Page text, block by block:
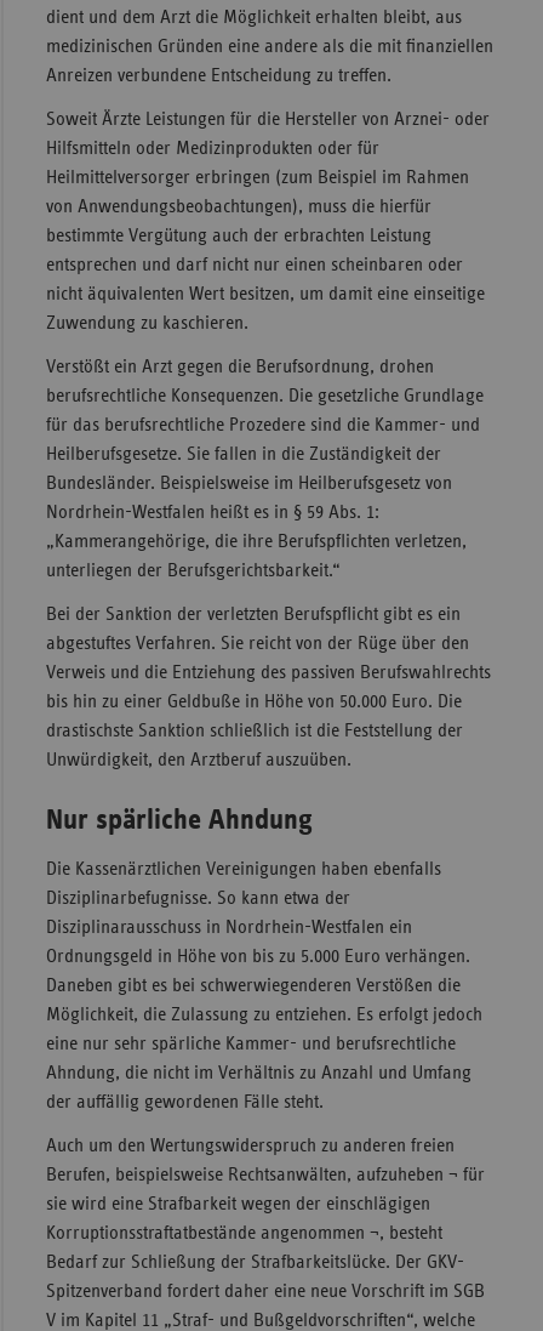
dient und dem Arzt die Möglichkeit erhalten bleibt, aus
medizinischen Gründen eine andere als die mit finanziellen
Anreizen verbundene Entscheidung zu treffen.
Soweit Ärzte Leistungen für die Hersteller von Arznei- oder
Hilfsmitteln oder Medizinprodukten oder für
Heilmittelversorger erbringen (zum Beispiel im Rahmen
von Anwendungsbeobachtungen), muss die hierfür
bestimmte Vergütung auch der erbrachten Leistung
entsprechen und darf nicht nur einen scheinbaren oder
nicht äquivalenten Wert besitzen, um damit eine einseitige
Zuwendung zu kaschieren.
Verstößt ein Arzt gegen die Berufsordnung, drohen
berufsrechtliche Konsequenzen. Die gesetzliche Grundlage
für das berufsrechtliche Prozedere sind die Kammer- und
Heilberufsgesetze. Sie fallen in die Zuständigkeit der
Bundesländer. Beispielsweise im Heilberufsgesetz von
Nordrhein-Westfalen heißt es in § 59 Abs. 1:
„Kammerangehörige, die ihre Berufspflichten verletzen,
unterliegen der Berufsgerichtsbarkeit.“
Bei der Sanktion der verletzten Berufspflicht gibt es ein
abgestuftes Verfahren. Sie reicht von der Rüge über den
Verweis und die Entziehung des passiven Berufswahlrechts
bis hin zu einer Geldbuße in Höhe von 50.000 Euro. Die
drastischste Sanktion schließlich ist die Feststellung der
Unwürdigkeit, den Arztberuf auszuüben.
Nur spärliche Ahndung
Die Kassenärztlichen Vereinigungen haben ebenfalls
Disziplinarbefugnisse. So kann etwa der
Disziplinarausschuss in Nordrhein-Westfalen ein
Ordnungsgeld in Höhe von bis zu 5.000 Euro verhängen.
Daneben gibt es bei schwerwiegenderen Verstößen die
Möglichkeit, die Zulassung zu entziehen. Es erfolgt jedoch
eine nur sehr spärliche Kammer- und berufsrechtliche
Ahndung, die nicht im Verhältnis zu Anzahl und Umfang
der auffällig gewordenen Fälle steht.
Auch um den Wertungswiderspruch zu anderen freien
Berufen, beispielsweise Rechtsanwälten, aufzuheben ¬ für
sie wird eine Strafbarkeit wegen der einschlägigen
Korruptionsstraftatbestände angenommen ¬, besteht
Bedarf zur Schließung der Strafbarkeitslücke. Der GKV-
Spitzenverband fordert daher eine neue Vorschrift im SGB
V im Kapitel 11 „Straf- und Bußgeldvorschriften“, welche